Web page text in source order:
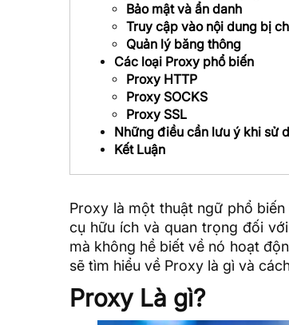
Bảo mật và ẩn danh
Truy cập vào nội dung bị
Quản lý băng thông
Các loại Proxy phổ biến
Proxy HTTP
Proxy SOCKS
Proxy SSL
Những điều cần lưu ý khi sử
Kết Luận
Proxy là một thuật ngữ phổ
cụ hữu ích và quan trọng đối
mà không hề biết về nó hoạt
sẽ tìm hiểu về Proxy là gì và
Proxy Là gì?